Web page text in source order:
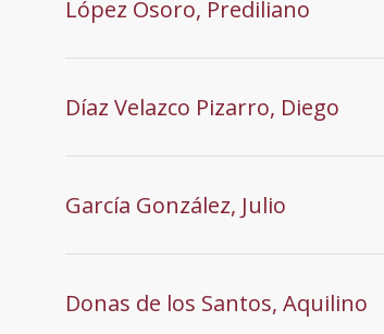
López Osoro, Prediliano
Díaz Velazco Pizarro, Diego
García González, Julio
Donas de los Santos, Aquilino